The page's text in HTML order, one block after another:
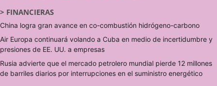
> FINANCIERAS
China logra gran avance en co-combustión hidrógeno-carbono
Air Europa continuará volando a Cuba en medio de incertidumbre y
presiones de EE. UU. a empresas
Rusia advierte que el mercado petrolero mundial pierde 12 millones
de barriles diarios por interrupciones en el suministro energético